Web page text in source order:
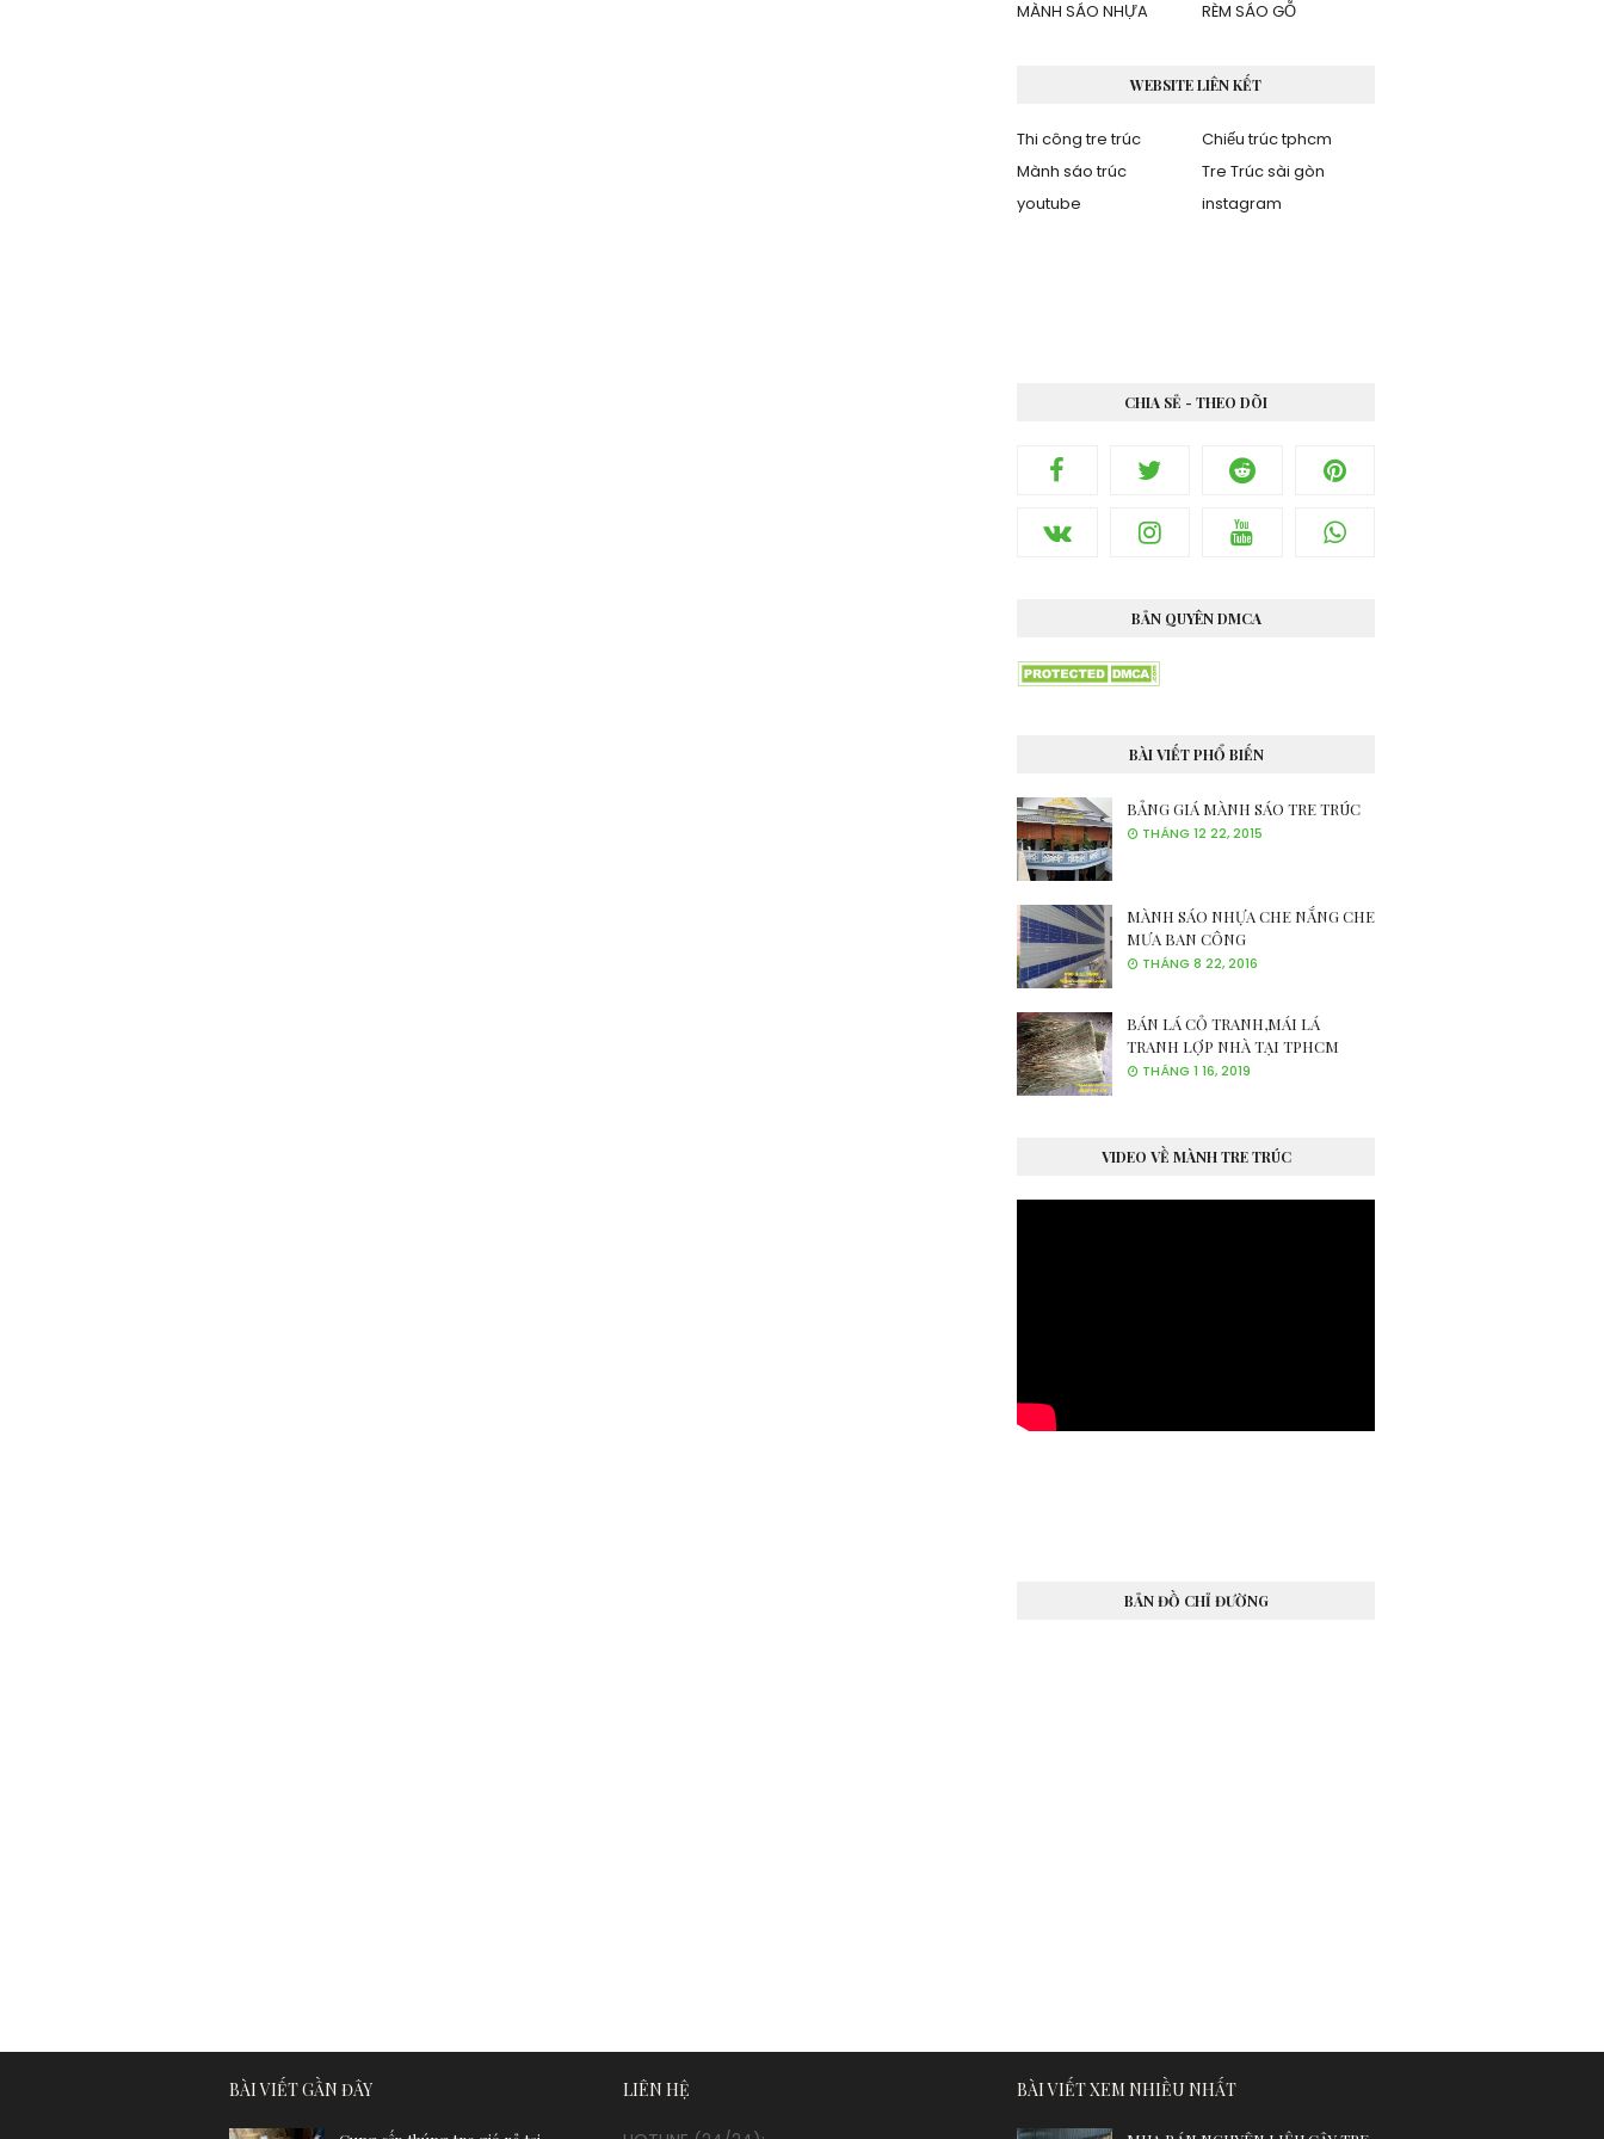
MÀNH SÁO NHỰA
RÈM SÁO GỖ
WEBSITE LIÊN KẾT
Thi công tre trúc
Chiếu trúc tphcm
Mành sáo trúc
Tre Trúc sài gòn
youtube
instagram
CHIA SẺ - THEO DÕI
BẢN QUYÊN DMCA
BÀI VIẾT PHỔ BIẾN
BẢNG GIÁ MÀNH SÁO TRE TRÚC
THÁNG 12 22, 2015
MÀNH SÁO NHỰA CHE NẮNG CHE
MƯA BAN CÔNG
THÁNG 8 22, 2016
BÁN LÁ CỎ TRANH,MÁI LÁ
TRANH LỢP NHÀ TẠI TPHCM
THÁNG 1 16, 2019
VIDEO VỀ MÀNH TRE TRÚC
BẢN ĐỒ CHỈ ĐƯỜNG
BÀI VIẾT GẦN ĐÂY LIÊN HỆ BÀI VIẾT XEM NHIỀU NHẤT